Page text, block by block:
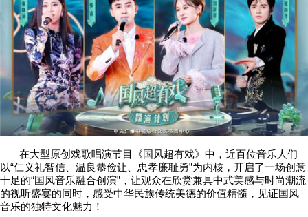
在大型原创戏歌唱演节目《国风超有戏》中，近百位音乐人们
以“仁义礼智信、温良恭俭让、忠孝廉耻勇”为内核，开启了一场创意
十足的“国风音乐融合创演”，让观众在欣赏兼具中式美感与时尚潮流
的视听盛宴的同时，感受中华民族传统美德的价值精髓，见证国风
音乐的独特文化魅力！